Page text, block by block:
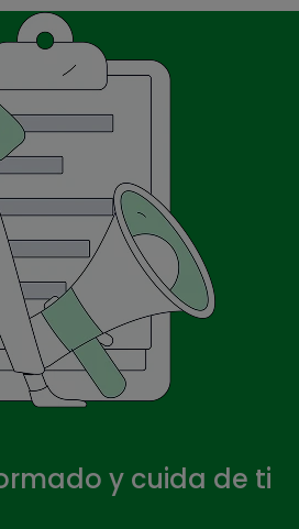
y cuida de ti